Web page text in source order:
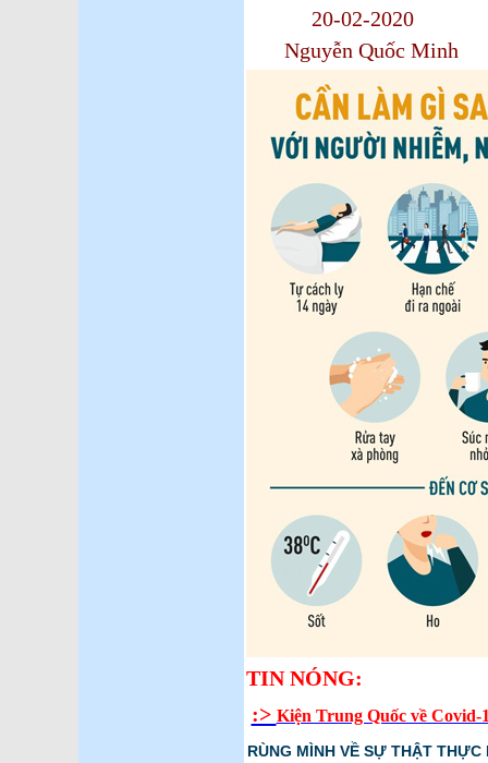
20-02-2020
Nguyễn Quốc Minh
TIN NÓNG:
:> Kiện Trung Quốc về Covid-
RÙNG MÌNH VỀ SỰ THẬT